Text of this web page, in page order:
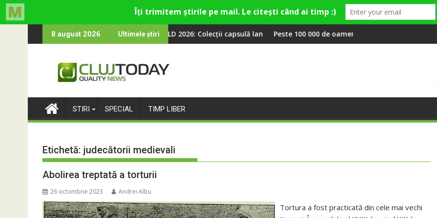
to
8 august 2026 Ultimele știri
Trendyol revine la UNTOLD 2026: Colecții capsulă lansate cu Gina, Smiley și Theo Rose și comercianți români parteneri, în
Peste 100 000 de oameni au cântat, la Untold, împreună cu Sting
RIVUS
STIRI SPECIAL TIMP LIBER
Etichetă: judecătorii medievali
Abolirea treptată a torturii
26 octombrie 2023 Andrei Albu
Tortura a fost practicată din cele mai vechi